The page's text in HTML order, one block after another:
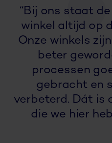
“Bij ons staat
winkel altijd op
Onze winkels
beter
processen
gebracht en
verbeterd. Dát is
die we hier